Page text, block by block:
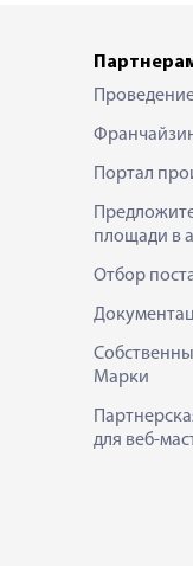
Портал
площади в
Отбор
Марки
для веб-